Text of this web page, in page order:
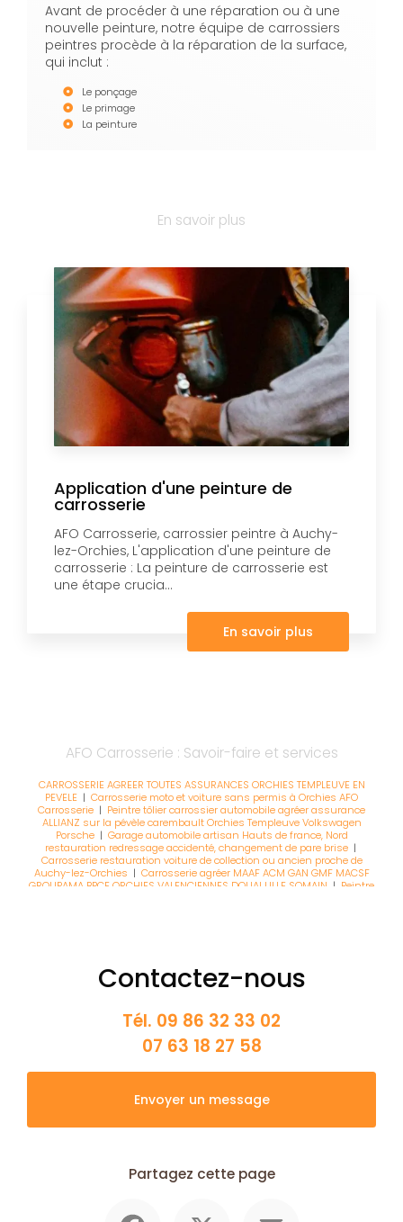
Avant de procéder à une réparation ou à une
nouvelle peinture, notre équipe de carrossiers
peintres procède à la réparation de la surface,
qui inclut :
Le ponçage
Le primage
La peinture
En savoir plus
Application d'une peinture de
carrosserie
AFO Carrosserie, carrossier peintre à Auchy-
lez-Orchies, L'application d'une peinture de
carrosserie : La peinture de carrosserie est
une étape crucia...
En savoir plus
AFO Carrosserie : Savoir-faire et services
CARROSSERIE AGREER TOUTES ASSURANCES ORCHIES TEMPLEUVE EN
PEVELE | Carrosserie moto et voiture sans permis à Orchies AFO
Carrosserie | Peintre tôlier carrossier automobile agréer assurance
ALLIANZ sur la pévèle carembault Orchies Templeuve Volkswagen
Porsche | Garage automobile artisan Hauts de france, Nord
restauration redressage accidenté, changement de pare brise |
Carrosserie restauration voiture de collection ou ancien proche de
Auchy-lez-Orchies | Carrosserie agréer MAAF ACM GAN GMF MACSF
GROUPAMA BPCE ORCHIES VALENCIENNES DOUAI LILLE SOMAIN | Peintre
Contactez-nous
Tél. 09 86 32 33 02
07 63 18 27 58
Envoyer un message
Partagez cette page